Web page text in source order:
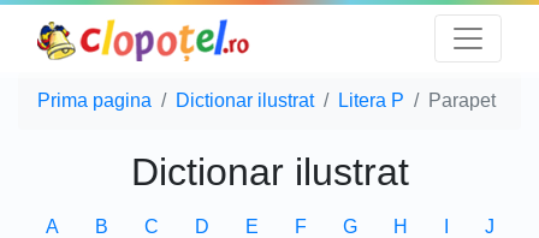
Prima pagina Dictionar ilustrat Litera P Parapet
Dictionar ilustrat
A B C D E F G H J